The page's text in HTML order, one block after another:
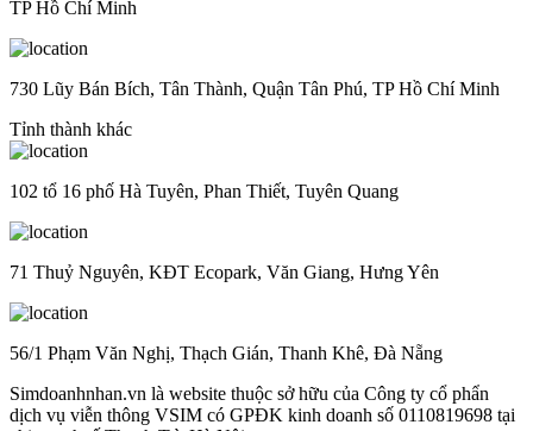
TP Hồ Chí Minh
730 Lũy Bán Bích, Tân Thành, Quận Tân Phú, TP Hồ Chí Minh
Tỉnh thành khác
102 tổ 16 phố Hà Tuyên, Phan Thiết, Tuyên Quang
71 Thuỷ Nguyên, KĐT Ecopark, Văn Giang, Hưng Yên
56/1 Phạm Văn Nghị, Thạch Gián, Thanh Khê, Đà Nẵng
Simdoanhnhan.vn là website thuộc sở hữu của Công ty cổ phẩn
dịch vụ viễn thông VSIM có GPĐK kinh doanh số 0110819698 tại